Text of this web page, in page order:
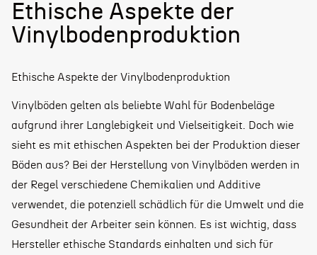
Ethische Aspekte der
Vinylbodenproduktion
Ethische Aspekte der Vinylbodenproduktion
Vinylböden gelten als beliebte Wahl für Bodenbeläge
aufgrund ihrer Langlebigkeit und Vielseitigkeit. Doch wie
sieht es mit ethischen Aspekten bei der Produktion dieser
Böden aus? Bei der Herstellung von Vinylböden werden in
der Regel verschiedene Chemikalien und Additive
verwendet, die potenziell schädlich für die Umwelt und die
Gesundheit der Arbeiter sein können. Es ist wichtig, dass
Hersteller ethische Standards einhalten und sich für